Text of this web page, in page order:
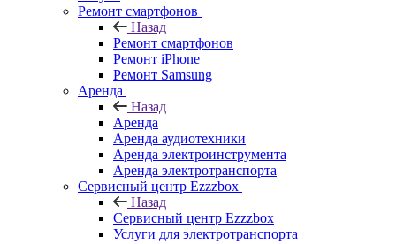
Ремонт смартфонов
Назад
Ремонт смартфонов
Ремонт iPhone
Ремонт Samsung
Аренда
Назад
Аренда
Аренда аудиотехники
Аренда электроинструмента
Аренда электротранспорта
Сервисный центр Ezzzbox
Назад
Сервисный центр Ezzzbox
Услуги для электротранспорта